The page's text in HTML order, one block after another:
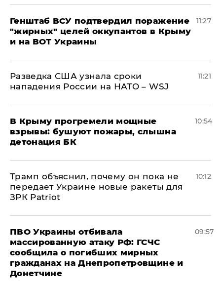
Генштаб ВСУ подтвердил поражение
"жирных" целей оккупантов в Крыму
и на ВОТ Украины
11:27
Разведка США узнала сроки
нападения России на НАТО – WSJ
11:21
В Крыму прогремели мощные
взрывы: бушуют пожары, слышна
детонация БК
10:54
Трамп объяснил, почему он пока не
передает Украине новые ракеты для
ЗРК Patriot
10:12
ПВО Украины отбивала
массированную атаку РФ: ГСЧС
сообщила о погибших мирных
гражданах на Днепропетровщине и
Донетчине
09:57